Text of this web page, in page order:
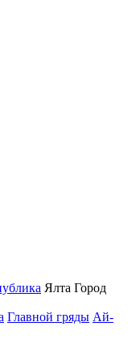
Ялта Город
Главной гряды Ай-